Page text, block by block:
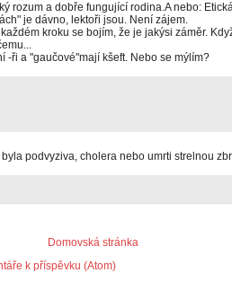
rozum a dobře fungující rodina.A nebo:
je dávno, lektoři jsou. Není zájem.
kroku se bojím, že je jakýsi záměr.
-ři a "gaučové"mají kšeft. Nebo se mýlím?
podvyziva, cholera nebo umrti strelnou
Domovská stránka
k příspěvku (Atom)